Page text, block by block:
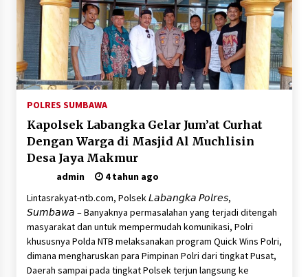
POLRES SUMBAWA
Kapolsek Labangka Gelar Jum’at Curhat
Dengan Warga di Masjid Al Muchlisin
Desa Jaya Makmur
admin
4 tahun ago
Lintasrakyat-ntb.com, Polsek 𝘓𝘢𝘣𝘢𝘯𝘨𝘬𝘢 𝘗𝘰𝘭𝘳𝘦𝘴,
𝘚𝘶𝘮𝘣𝘢𝘸𝘢 – Banyaknya permasalahan yang terjadi ditengah
masyarakat dan untuk mempermudah komunikasi, Polri
khususnya Polda NTB melaksanakan program Quick Wins Polri,
dimana mengharuskan para Pimpinan Polri dari tingkat Pusat,
Daerah sampai pada tingkat Polsek terjun langsung ke